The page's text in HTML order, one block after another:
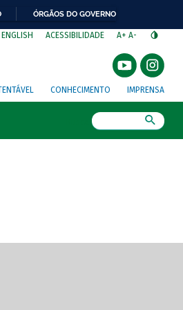
ÓRGÃOS DO GOVERNO
ENGLISH ACESSIBILIDADE A+ A-
CONHECIMENTO IMPRENSA